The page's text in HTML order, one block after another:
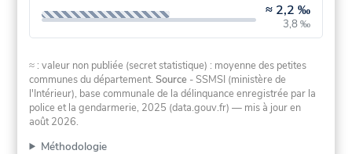
≈ 2,2 ‰
3,8 ‰
≈ : valeur non publiée (secret statistique) : moyenne des petites
communes du département.Source - SSMSI (ministère de
l'Intérieur), base communale de la délinquance enregistrée par la
police et la gendarmerie, 2025 (data.gouv.fr) — mis à jour en
août 2026.
Méthodologie